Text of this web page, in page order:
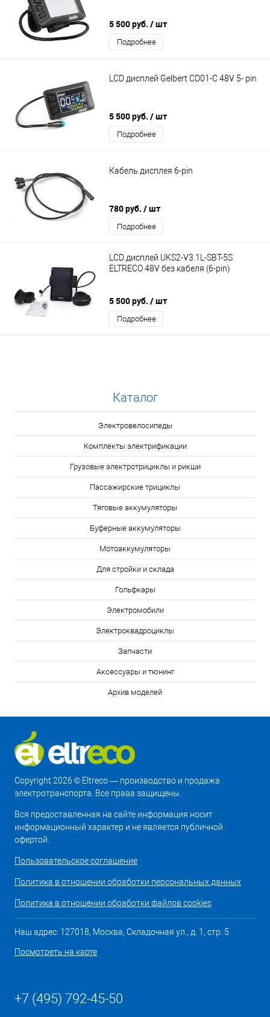
5 500 руб. / шт
Подробнее
LCD дисплей Gelbert CD01-C 48V 5- pin
5 500 руб. / шт
Подробнее
Кабель дисплея 6-pin
780 руб. / шт
Подробнее
LCD дисплей UKS2-V3.1L-SBT-5S
ELTRECO 48V без кабеля (6-pin)
5 500 руб. / шт
Подробнее
Каталог
Электровелосипеды
Комплекты электрификации
Грузовые электротрициклы и рикши
Пассажирские трициклы
Тяговые аккумуляторы
Буферные аккумуляторы
Мотоаккумуляторы
Для стройки и склада
Гольфкары
Электромобили
Электроквадроциклы
Запчасти
Аксессуары и тюнинг
Архив моделей
Copyright 2026 © Eltreco — производство и продажа
электротранспорта. Все права защищены.
Вся предоставленная на сайте информация носит
информационный характер и не является публичной
офертой.
Пользовательское соглашение
Политика в отношении обработки персональных данных
Политика в отношении обработки файлов cookies
Наш адрес: 127018, Москва, Складочная ул., д. 1, стр. 5
Посмотреть на карте
+7 (495) 792-45-50